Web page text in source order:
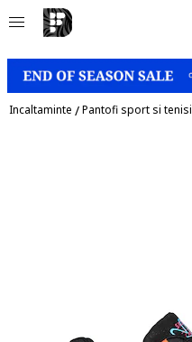
Incaltaminte /Pantofi sport si tenisi